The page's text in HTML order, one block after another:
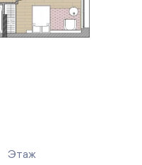
продаж
Этаж